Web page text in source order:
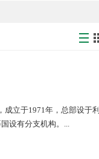
成立于1971年，总部设于利
设有分支机构。...